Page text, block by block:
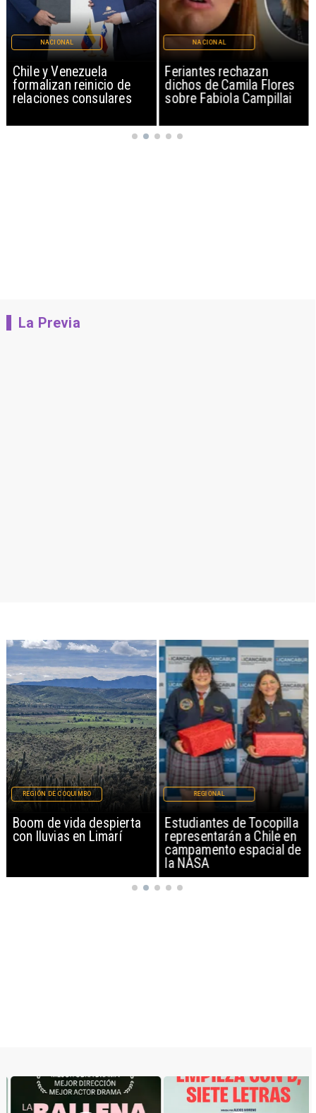
Chile y Venezuela
formalizan reinicio de
relaciones consulares
NACIONAL
Feriantes rechazan
dichos de Camila Flores
sobre Fabiola Campillai
NACIONAL
La Previa
Boom de vida despierta
con lluvias en Limarí
REGIÓN DE COQUIMBO
Estudiantes de Tocopilla
representarán a Chile en
campamento espacial de
la NASA
REGIONAL